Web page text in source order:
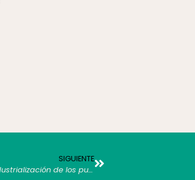
SIGUIENTE
La producción de energía sostenible puede servir para la reindustrialización de los pueblos y generación de empleo